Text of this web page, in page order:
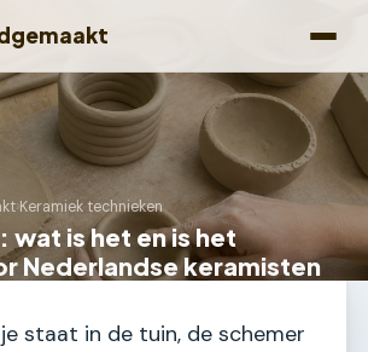
›Keramiek technieken
wat is het en is het
Nederlandse keramisten
staat in de tuin, de schemer